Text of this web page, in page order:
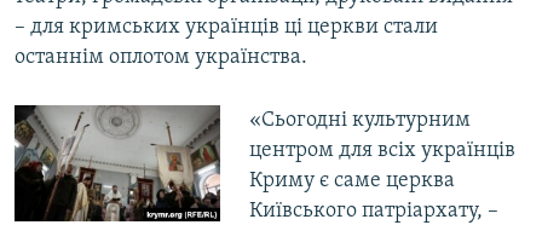
– для кримських українців ці церкви стали
останнім оплотом українства.
«Сьогодні культурним
центром для всіх українців
Криму є саме церква
Київського патріархату, –